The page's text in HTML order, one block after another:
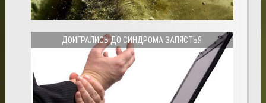
ДОИГРАЛИСЬ ДО СИНДРОМА ЗАПЯСТЬЯ